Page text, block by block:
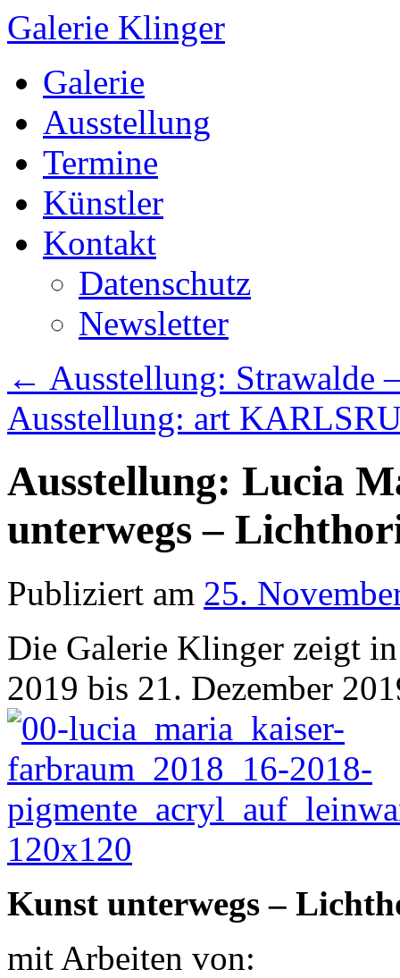
Galerie Klinger
Springe
zum
Galerie
Ausstellung
Termine
Künstler
Kontakt
Datenschutz
Newsletter
← Ausstellung: Strawalde
Ausstellung: art
Ausstellung: Lucia
unterwegs –
Publiziert am 25.
Die Galerie Klinger zeigt
2019 bis 21. Dezember
Kunst unterwegs –
mit Arbeiten von: